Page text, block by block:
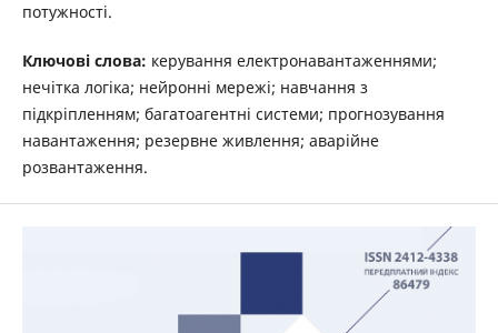
потужності.
Ключові слова: керування електронавантаженнями;
нечітка логіка; нейронні мережі; навчання з
підкріпленням; багатоагентні системи; прогнозування
навантаження; резервне живлення; аварійне
розвантаження.